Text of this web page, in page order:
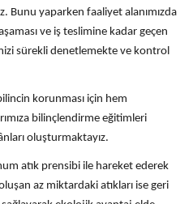
Bunu yaparken faaliyet alanımızda
ve iş teslimine kadar geçen
sürekli denetlemekte ve kontrol
korunması için hem
bilinçlendirme eğitimleri
oluşturmaktayız.
atık prensibi ile hareket ederek
az miktardaki atıkları ise geri